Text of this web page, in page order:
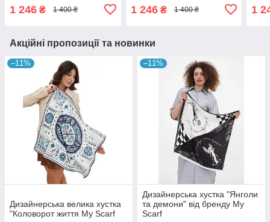
1 246 ₴ 1 400 ₴ 1 246₴ 1 400 ₴ 1
Акційні пропозиції та новинки
–11%
Дизайнерська велика хустка
"Коловорот життя My Scarf
–11%
Дизайнерська хустка "Янголи
та демони" від бренду My
Scarf